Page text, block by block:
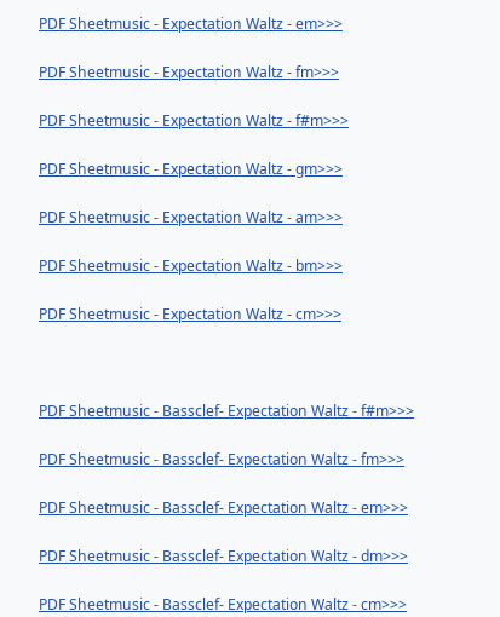
PDF Sheetmusic - Expectation Waltz - em>>>
PDF Sheetmusic - Expectation Waltz - fm>>>
PDF Sheetmusic - Expectation Waltz - f#m>>>
PDF Sheetmusic - Expectation Waltz - gm>>>
PDF Sheetmusic - Expectation Waltz - am>>>
PDF Sheetmusic - Expectation Waltz - bm>>>
PDF Sheetmusic - Expectation Waltz - cm>>>
PDF Sheetmusic - Bassclef- Expectation Waltz - f#m>>>
PDF Sheetmusic - Bassclef- Expectation Waltz - fm>>>
PDF Sheetmusic - Bassclef- Expectation Waltz - em>>>
PDF Sheetmusic - Bassclef- Expectation Waltz - dm>>>
PDF Sheetmusic - Bassclef- Expectation Waltz - cm>>>